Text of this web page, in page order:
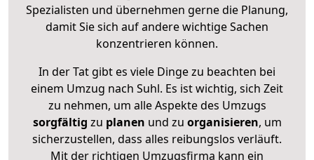
Spezialisten und übernehmen gerne die Planung,
damit Sie sich auf andere wichtige Sachen
konzentrieren können.
In der Tat gibt es viele Dinge zu beachten bei
einem Umzug nach Suhl. Es ist wichtig, sich Zeit
zu nehmen, um alle Aspekte des Umzugs
sorgfältig zu planen und zu organisieren, um
sicherzustellen, dass alles reibungslos verläuft.
Mit der richtigen Umzugsfirma kann ein